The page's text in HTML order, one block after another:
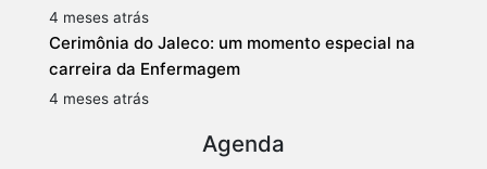
4 meses atrás
Cerimônia do Jaleco: um momento especial na
carreira da Enfermagem
4 meses atrás
Agenda